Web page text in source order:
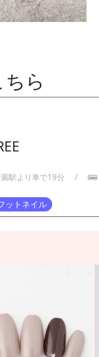
ら
ットネイル
駅より車で19分
/